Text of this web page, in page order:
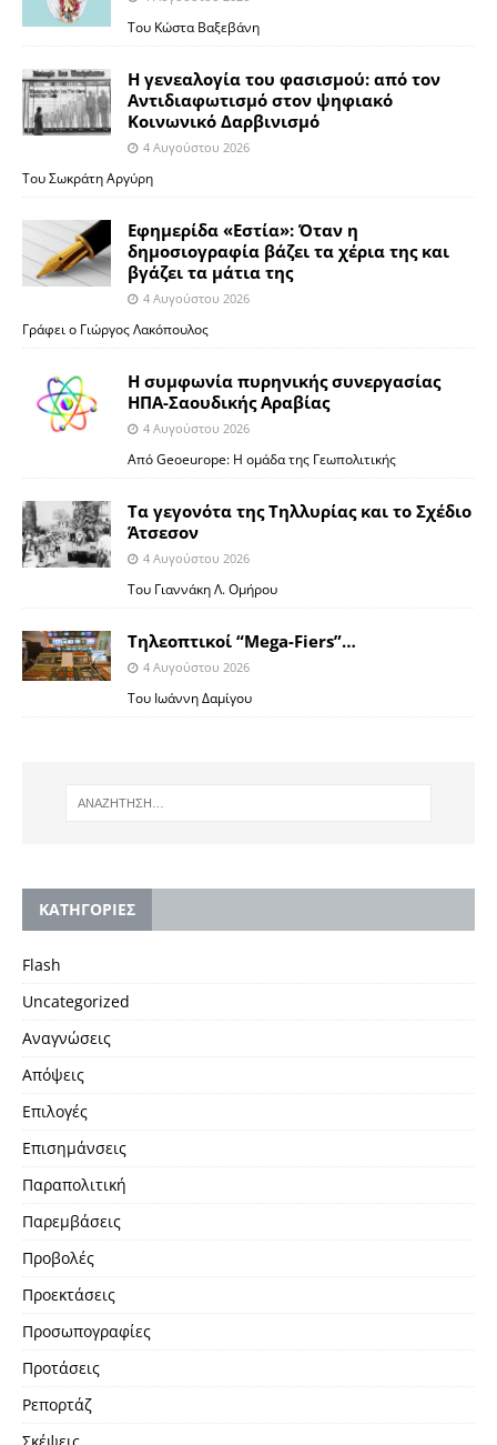
Του Κώστα Βαξεβάνη
Η γενεαλογία του φασισμού: από τον
Αντιδιαφωτισμό στον ψηφιακό
Κοινωνικό Δαρβινισμό
4 Αυγούστου 2026
Του Σωκράτη Αργύρη
Εφημερίδα «Εστία»: Όταν η
δημοσιογραφία βάζει τα χέρια της και
βγάζει τα μάτια της
4 Αυγούστου 2026
Γράφει ο Γιώργος Λακόπουλος
Η συμφωνία πυρηνικής συνεργασίας
ΗΠΑ-Σαουδικής Αραβίας
4 Αυγούστου 2026
Από Geoeurope: H ομάδα της Γεωπολιτικής
Τα γεγονότα της Τηλλυρίας και το Σχέδιο
Άτσεσον
4 Αυγούστου 2026
Toυ Γιαννάκη Λ. Ομήρου
Tηλεοπτικοί “Mega-Fiers”…
4 Αυγούστου 2026
Toυ Ιωάννη Δαμίγου
KΑΤΗΓΟΡΙΕΣ
Flash
Uncategorized
Αναγνώσεις
Απόψεις
Επιλογές
Επισημάνσεις
Παραπολιτική
Παρεμβάσεις
Προβολές
Προεκτάσεις
Προσωπογραφίες
Προτάσεις
Ρεπορτάζ